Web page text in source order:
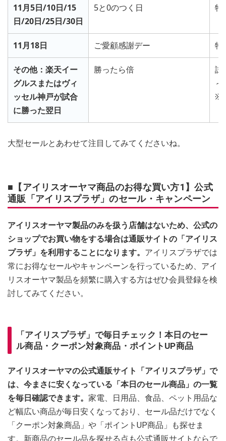
11月5日/10日/15
日/20日/25日/30日
5と0のつく日 特
11月18日 ご愛顧感謝デー 特
その他：楽天イー
グルスまたはヴィ
ッセル神戸が試合
に勝った翌日
勝ったら倍
試
～
※
大型セールとあわせて注目してみてくださいね。
■【アイリスオーヤマ商品のお得な買い方1】公式
通販「アイリスプラザ」のセール・キャンペーン
アイリスオーヤマ製品のみを扱う店舗はないため、公式の
ショップでお買い物をする場合は通販サイトの「アイリス
プラザ」を利用することになります。 アイリスプラザでは
常にお得なセールやキャンペーンを行っているため、アイ
リスオーヤマ製品を頻繁に購入する方はぜひ会員登録を検
討してみてください。
「アイリスプラザ」で毎日チェック！本日のセー
ル商品・クーポン対象商品・ポイントUP商品
アイリスオーヤマの公式通販サイト「アイリスプラザ」で
は、今まさに安くなっている「本日のセール商品」の一覧
を毎日確認できます。 家電、日用品、食品、ペット用品な
ど幅広い商品が毎日安くなっており、セール品だけでなく
「クーポン対象商品」や「ポイントUP商品」も探せま
す。新商品のセール品を探せる点も公式通販サイトならで